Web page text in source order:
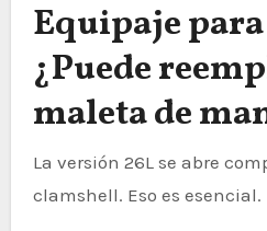
Equipaje para
¿Puede
maleta de
La versión 26L se abre
clamshell. Eso es esencial.